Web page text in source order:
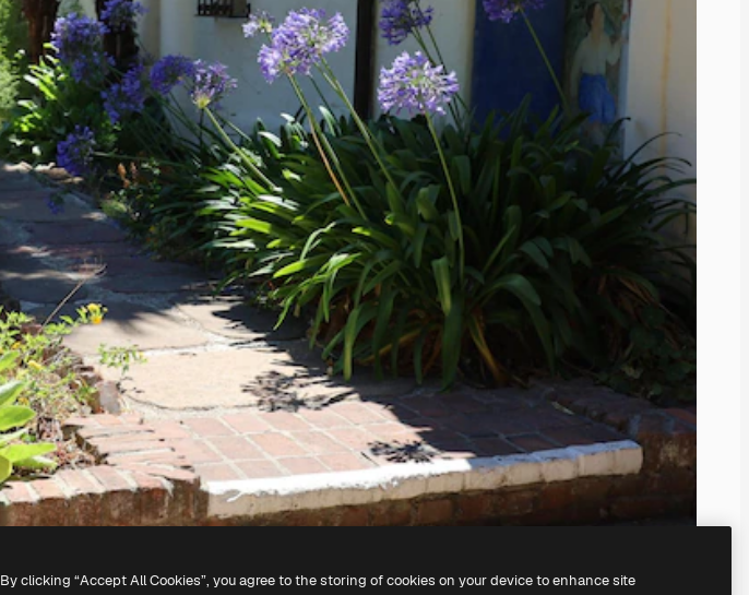
By clicking “Accept All Cookies”, you agree to the storing of cookies on your device to enhance site